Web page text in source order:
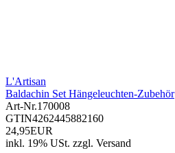
L'Artisan
Baldachin Set Hängeleuchten-Zubehör
Art-Nr.170008
GTIN4262445882160
24,95EUR
inkl. 19% USt. zzgl. Versand